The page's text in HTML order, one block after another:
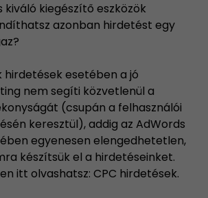
kiváló kiegészítő eszközök
azonban hirdetést egy
hirdetések esetében a jó
nem segíti közvetlenül a
(csupán a felhasználói
keresztül), addig az AdWords
egyenesen elengedhetetlen,
készítsük el a hirdetéseinket.
itt olvashatsz:CPC hirdetések.